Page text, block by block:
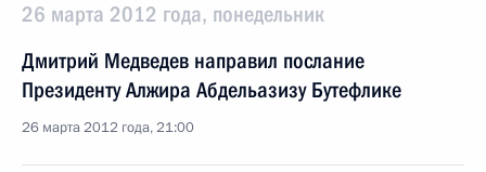
26 марта 2012 года, понедельник
Дмитрий Медведев направил послание
Президенту Алжира Абдельазизу Бутефлике
26 марта 2012 года, 21:00